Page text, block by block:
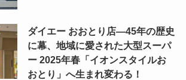
ダイエー おおとり店—45年の歴史
に幕、地域に愛された大型スーパ
ー 2025年春「イオンスタイルお
おとり」へ生まれ変わる！